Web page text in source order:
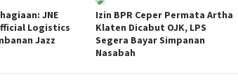
JNE
Logistics
Jazz
Izin BPR Ceper Permata Artha
Klaten Dicabut OJK, LPS
Segera Bayar Simpanan
Nasabah